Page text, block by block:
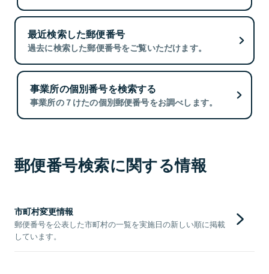
最近検索した郵便番号
過去に検索した郵便番号をご覧いただけます。
事業所の個別番号を検索する
事業所の７けたの個別郵便番号をお調べします。
郵便番号検索に関する情報
市町村変更情報
郵便番号を公表した市町村の一覧を実施日の新しい順に掲載
しています。